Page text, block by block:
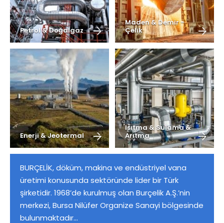
Petrol & Doğalgaz
Maden & Demir -
Çelik
Enerji & Jeotermal
Isıtma & Sulama &
Arıtma
BURÇELİK, döküm, makina ve endüstriyel vana
üretimi konusunda sektöründe lider bir Türk
şirketidir. 1968’de kurulmuş olan Burçelik A.Ş.’nin
merkezi, Bursa Nilüfer Organize Sanayi bölgesinde
bulunmaktadır...